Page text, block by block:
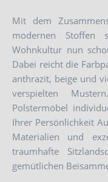
Mit dem
modernen Stoffen
Wohnkultur nun
Dabei reicht die
anthrazit, beige und
verspielten
Polstermöbel
Ihrer Persönlichkeit
Materialien und
traumhafte
gemütlichen